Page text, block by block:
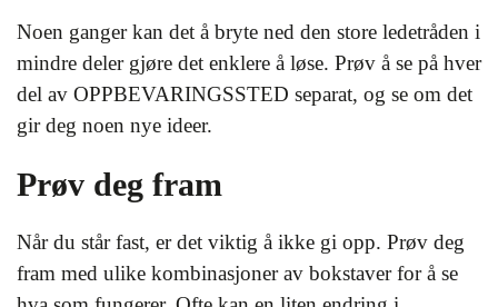
Noen ganger kan det å bryte ned den store ledetråden i
mindre deler gjøre det enklere å løse. Prøv å se på hver
del av OPPBEVARINGSSTED separat, og se om det
gir deg noen nye ideer.
Prøv deg fram
Når du står fast, er det viktig å ikke gi opp. Prøv deg
fram med ulike kombinasjoner av bokstaver for å se